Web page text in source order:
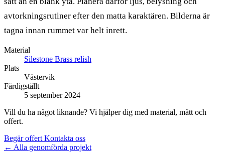
avtorkningsrutiner efter den matta karaktären. Bilderna är
tagna innan rummet var helt inrett.
Material
Silestone Brass relish
Plats
Västervik
Färdigställt
5 september 2024
Vill du ha något liknande? Vi hjälper dig med material, mått och
offert.
Begär offert Kontakta oss
← Alla genomförda projekt